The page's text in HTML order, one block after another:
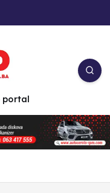
portal